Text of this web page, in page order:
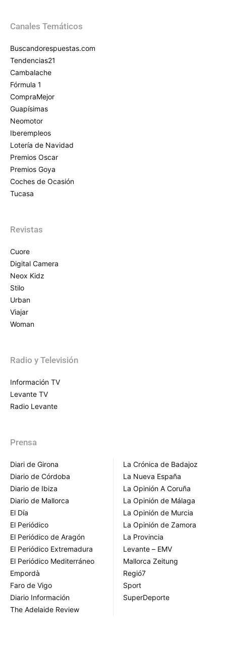
Canales Temáticos
Buscandorespuestas.com
Tendencias21
Cambalache
Fórmula 1
CompraMejor
Guapísimas
Neomotor
Iberempleos
Lotería de Navidad
Premios Oscar
Premios Goya
Coches de Ocasión
Tucasa
Revistas
Cuore
Digital Camera
Neox Kidz
Stilo
Urban
Viajar
Woman
Radio y Televisión
Información TV
Levante TV
Radio Levante
Prensa
Diari de Girona
Diario de Córdoba
Diario de Ibiza
Diario de Mallorca
El Día
El Periódico
El Periódico de Aragón
El Periódico Extremadura
El Periódico Mediterráneo
Empordà
Faro de Vigo
Diario Información
The Adelaide Review
La Crónica de Badajoz
La Nueva España
La Opinión A Coruña
La Opinión de Málaga
La Opinión de Murcia
La Opinión de Zamora
La Provincia
Levante – EMV
Mallorca Zeitung
Regió7
Sport
SuperDeporte